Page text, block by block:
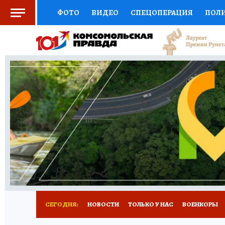
ФОТО ВИДЕО СПЕЦОПЕРАЦИЯ
СОЦПОДДЕРЖКА НАУКА СПОРТ
ВЫБОР ЭКСПЕРТОВ ДОКТОР
КНИЖНАЯ ПОЛКА ПРОГНОЗЫ НА СПОРТ
ПРЕСС-ЦЕНТР НЕДВИЖИМОСТЬ
РАДИО КП РЕКЛАМА ТЕСТЫ НОВОЕ
СЕГОДНЯ: НОВОСТИ ТОЛЬКО У НАС ВОЕНКОРЫ